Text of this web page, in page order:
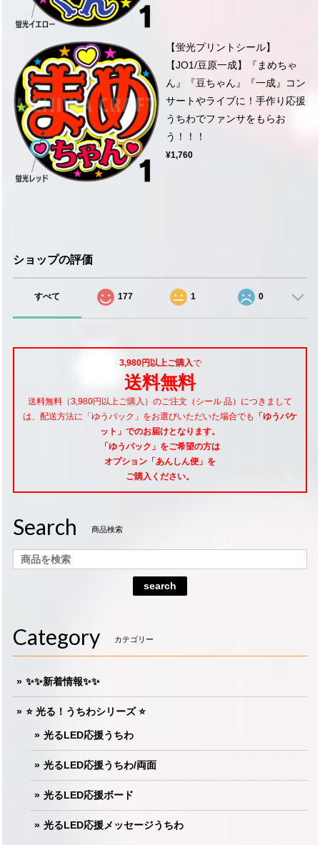
【蛍光プリントシール】
【JO1/豆原一成】『まめちゃ
ん』『豆ちゃん』『一成』コン
サートやライブに！手作り応援
うちわでファンサをもらお
う！！！
¥1,760
ショップの評価
すべて 177 1 0
3,980円以上ご購入で
送料無料
送料無料（3,980円以上ご購入）のご注文（シール 品）につきまして
は、配送方法に「ゆうパック」をお選びいただいた場合でも
「ゆうパケ
ット」でのお届けとなります。
「ゆうパック」をご希望の方は
オプション「あんしん便」 を
ご購入ください。
Search 商品検索
search
Category カテゴリー
✨✨新着情報✨✨
⭐️ 光る！うちわシリーズ ⭐️
光るLED応援うちわ
光るLED応援うちわ/両面
光るLED応援ボード
光るLED応援メッセージうちわ